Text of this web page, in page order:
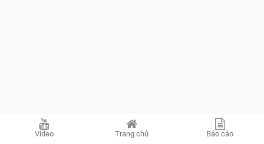
Video Trang chủ Báo cáo